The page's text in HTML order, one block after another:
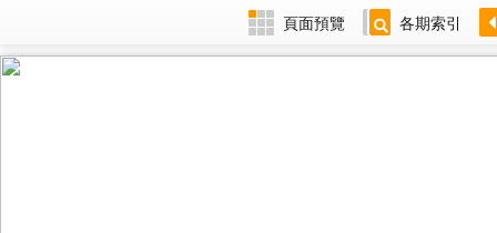
頁面預覽 各期索引